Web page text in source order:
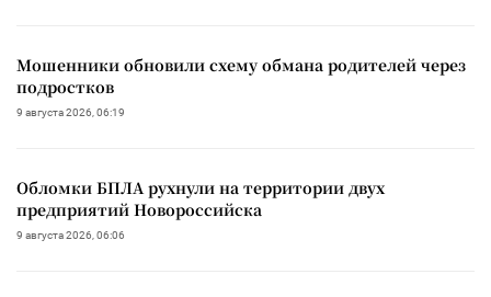
Мошенники обновили схему обмана родителей через
подростков
9 августа 2026, 06:19
Обломки БПЛА рухнули на территории двух
предприятий Новороссийска
9 августа 2026, 06:06